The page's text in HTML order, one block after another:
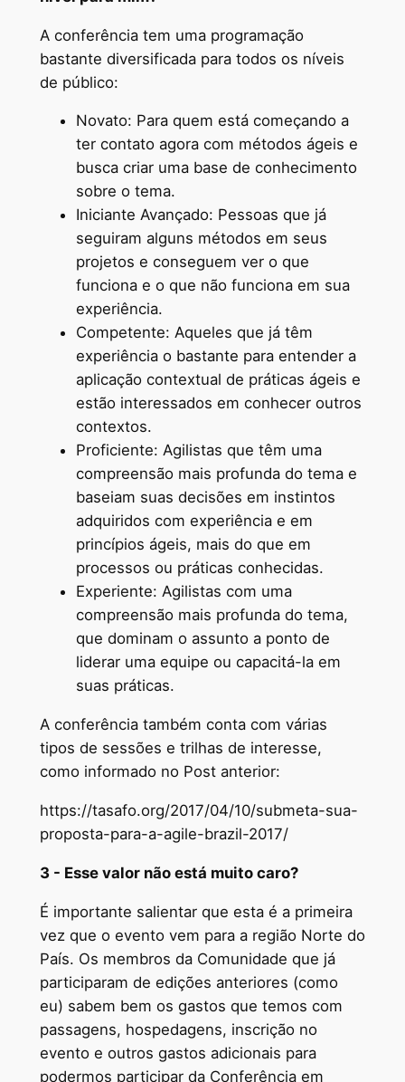
A conferência tem uma programação
bastante diversificada para todos os níveis
de público:
Novato: Para quem está começando a
ter contato agora com métodos ágeis e
busca criar uma base de conhecimento
sobre o tema.
Iniciante Avançado: Pessoas que já
seguiram alguns métodos em seus
projetos e conseguem ver o que
funciona e o que não funciona em sua
experiência.
Competente: Aqueles que já têm
experiência o bastante para entender a
aplicação contextual de práticas ágeis e
estão interessados em conhecer outros
contextos.
Proficiente: Agilistas que têm uma
compreensão mais profunda do tema e
baseiam suas decisões em instintos
adquiridos com experiência e em
princípios ágeis, mais do que em
processos ou práticas conhecidas.
Experiente: Agilistas com uma
compreensão mais profunda do tema,
que dominam o assunto a ponto de
liderar uma equipe ou capacitá-la em
suas práticas.
A conferência também conta com várias
tipos de sessões e trilhas de interesse,
como informado no Post anterior:
https://tasafo.org/2017/04/10/submeta-sua-
proposta-para-a-agile-brazil-2017/
3 - Esse valor não está muito caro?
É importante salientar que esta é a primeira
vez que o evento vem para a região Norte do
País. Os membros da Comunidade que já
participaram de edições anteriores (como
eu) sabem bem os gastos que temos com
passagens, hospedagens, inscrição no
evento e outros gastos adicionais para
podermos participar da Conferência em